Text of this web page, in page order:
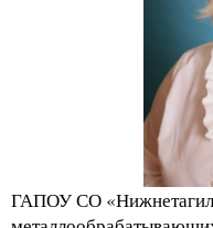
ГАПОУ СО